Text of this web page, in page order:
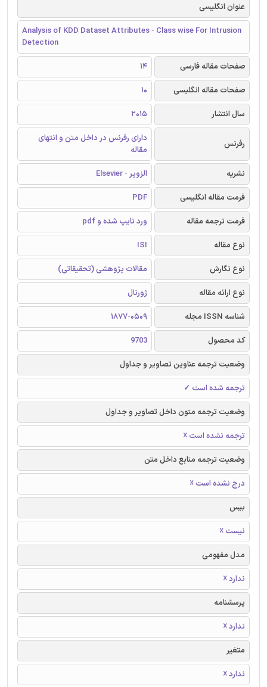
عنوان انگلیسی
Analysis of KDD Dataset Attributes - Class wise For Intrusion
Detection
صفحات مقاله فارسی
14
صفحات مقاله انگلیسی
10
سال انتشار
2015
رفرنس
دارای رفرنس در داخل متن و انتهای
مقاله
نشریه
الزویر - Elsevier
فرمت مقاله انگلیسی
PDF
فرمت ترجمه مقاله
ورد تایپ شده و pdf
نوع مقاله
ISI
نوع نگارش
مقالات پژوهشی (تحقیقاتی)
نوع ارائه مقاله
ژورنال
شناسه ISSN مجله
1877-0509
کد محصول
9703
وضعیت ترجمه عناوین تصاویر و جداول
ترجمه شده است ✓
وضعیت ترجمه متون داخل تصاویر و جداول
ترجمه نشده است ☓
وضعیت ترجمه منابع داخل متن
درج نشده است ☓
بیس
نیست ☓
مدل مفهومی
ندارد ☓
پرسشنامه
ندارد ☓
متغیر
ندارد ☓